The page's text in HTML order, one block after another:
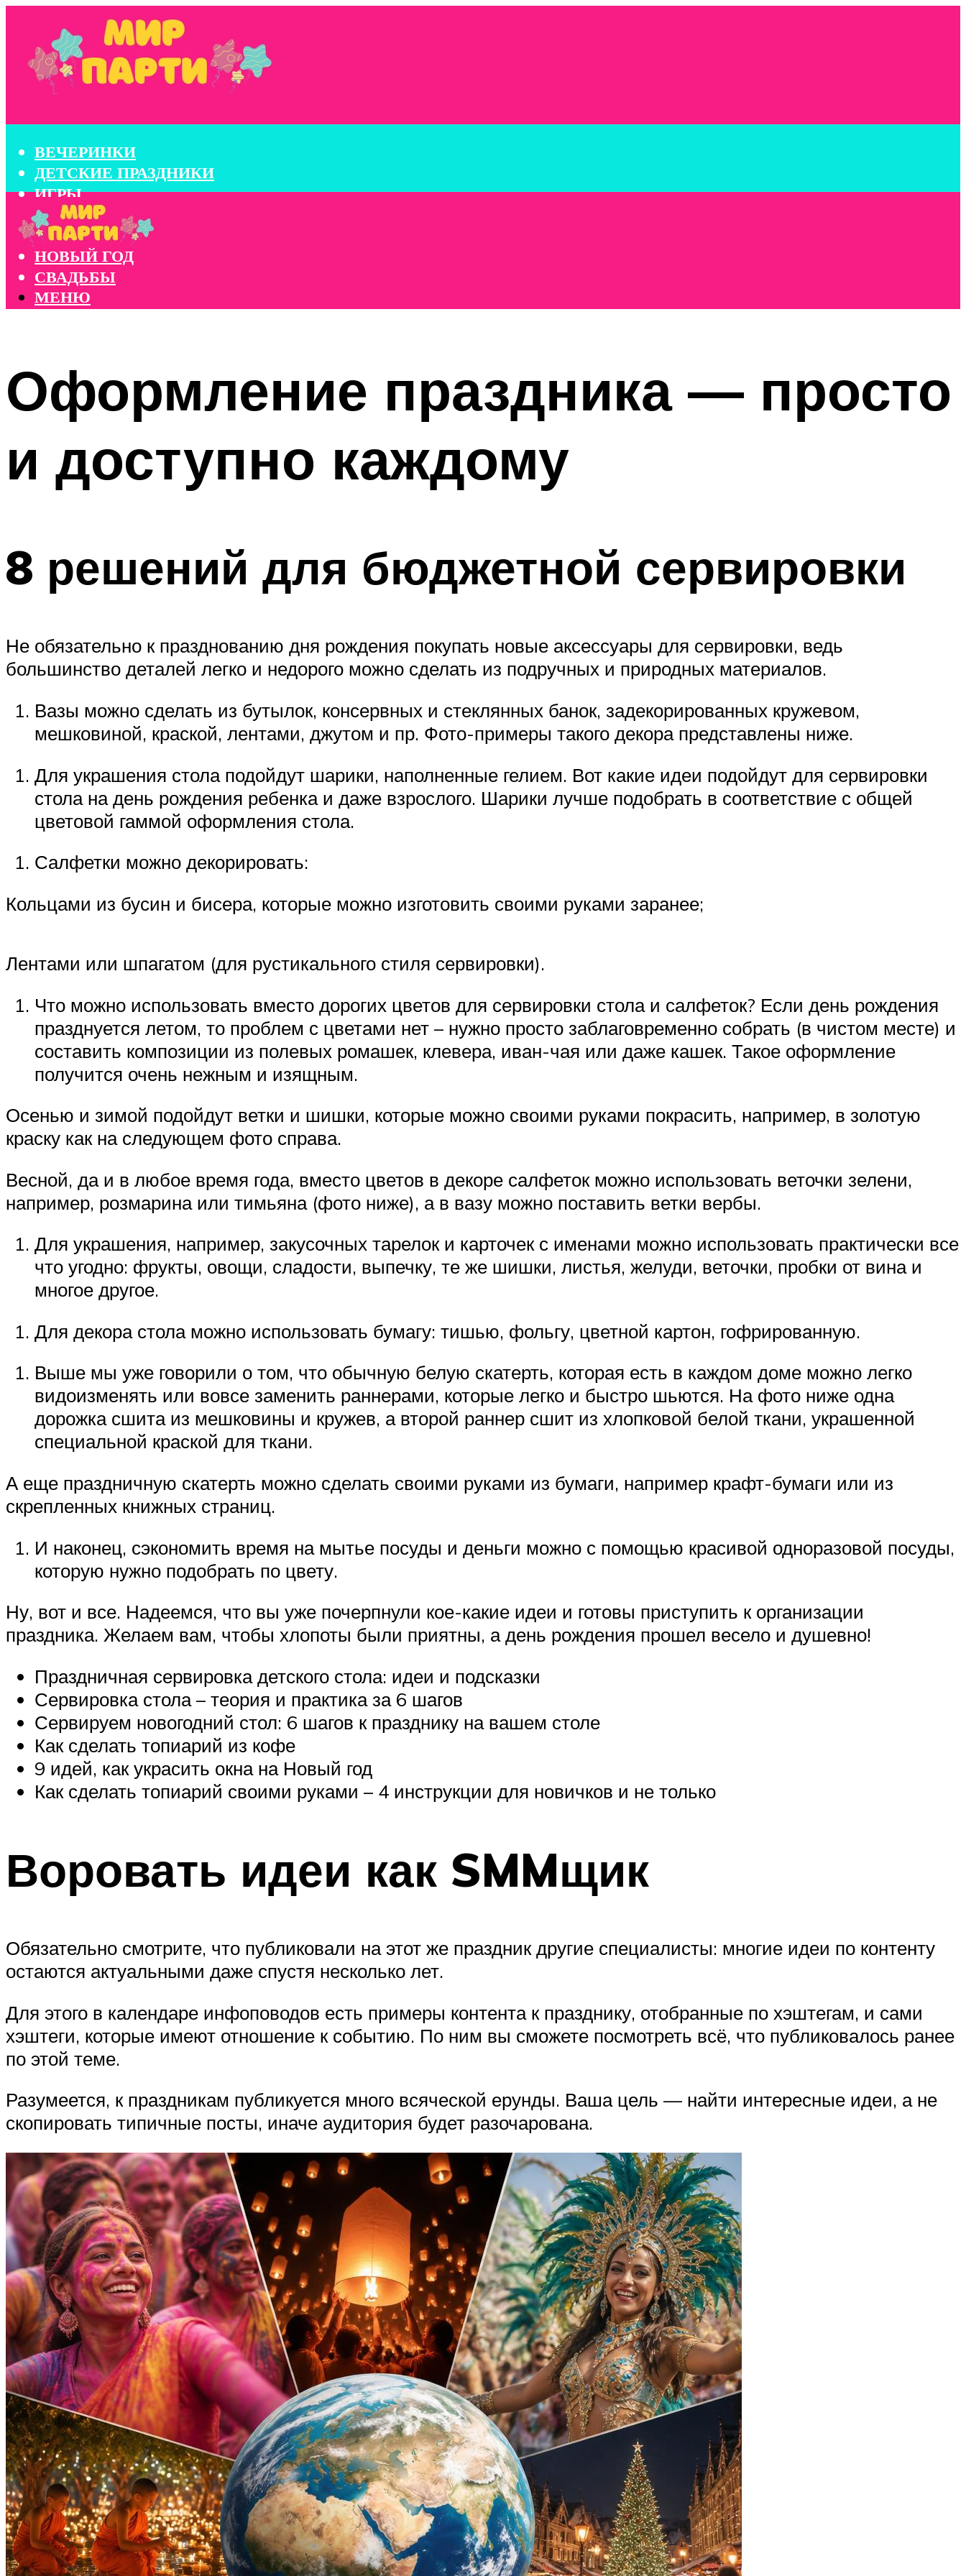
ВЕЧЕРИНКИ
ДЕТСКИЕ ПРАЗДНИКИ
ИГРЫ
КОНКУРСЫ
КОРПОРАТИВЫ
НОВЫЙ ГОД
СВАДЬБЫ
МЕНЮ
Оформление праздника — просто
и доступно каждому
8 решений для бюджетной сервировки
Не обязательно к празднованию дня рождения покупать новые аксессуары для сервировки, ведь
большинство деталей легко и недорого можно сделать из подручных и природных материалов.
Вазы можно сделать из бутылок, консервных и стеклянных банок, задекорированных кружевом,
мешковиной, краской, лентами, джутом и пр. Фото-примеры такого декора представлены ниже.
Для украшения стола подойдут шарики, наполненные гелием. Вот какие идеи подойдут для сервировки
стола на день рождения ребенка и даже взрослого. Шарики лучше подобрать в соответствие с общей
цветовой гаммой оформления стола.
Салфетки можно декорировать:
Кольцами из бусин и бисера, которые можно изготовить своими руками заранее;
Лентами или шпагатом (для рустикального стиля сервировки).
Что можно использовать вместо дорогих цветов для сервировки стола и салфеток? Если день рождения
празднуется летом, то проблем с цветами нет – нужно просто заблаговременно собрать (в чистом месте) и
составить композиции из полевых ромашек, клевера, иван-чая или даже кашек. Такое оформление
получится очень нежным и изящным.
Осенью и зимой подойдут ветки и шишки, которые можно своими руками покрасить, например, в золотую
краску как на следующем фото справа.
Весной, да и в любое время года, вместо цветов в декоре салфеток можно использовать веточки зелени,
например, розмарина или тимьяна (фото ниже), а в вазу можно поставить ветки вербы.
Для украшения, например, закусочных тарелок и карточек с именами можно использовать практически все
что угодно: фрукты, овощи, сладости, выпечку, те же шишки, листья, желуди, веточки, пробки от вина и
многое другое.
Для декора стола можно использовать бумагу: тишью, фольгу, цветной картон, гофрированную.
Выше мы уже говорили о том, что обычную белую скатерть, которая есть в каждом доме можно легко
видоизменять или вовсе заменить раннерами, которые легко и быстро шьются. На фото ниже одна
дорожка сшита из мешковины и кружев, а второй раннер сшит из хлопковой белой ткани, украшенной
специальной краской для ткани.
А еще праздничную скатерть можно сделать своими руками из бумаги, например крафт-бумаги или из
скрепленных книжных страниц.
И наконец, сэкономить время на мытье посуды и деньги можно с помощью красивой одноразовой посуды,
которую нужно подобрать по цвету.
Ну, вот и все. Надеемся, что вы уже почерпнули кое-какие идеи и готовы приступить к организации
праздника. Желаем вам, чтобы хлопоты были приятны, а день рождения прошел весело и душевно!
Праздничная сервировка детского стола: идеи и подсказки
Сервировка стола – теория и практика за 6 шагов
Сервируем новогодний стол: 6 шагов к празднику на вашем столе
Как сделать топиарий из кофе
9 идей, как украсить окна на Новый год
Как сделать топиарий своими руками – 4 инструкции для новичков и не только
Воровать идеи как SMMщик
Обязательно смотрите, что публиковали на этот же праздник другие специалисты: многие идеи по контенту
остаются актуальными даже спустя несколько лет.
Для этого в календаре инфоповодов есть примеры контента к празднику, отобранные по хэштегам, и сами
хэштеги, которые имеют отношение к событию. По ним вы сможете посмотреть всё, что публиковалось ранее
по этой теме.
Разумеется, к праздникам публикуется много всяческой ерунды. Ваша цель — найти интересные идеи, а не
скопировать типичные посты, иначе аудитория будет разочарована.